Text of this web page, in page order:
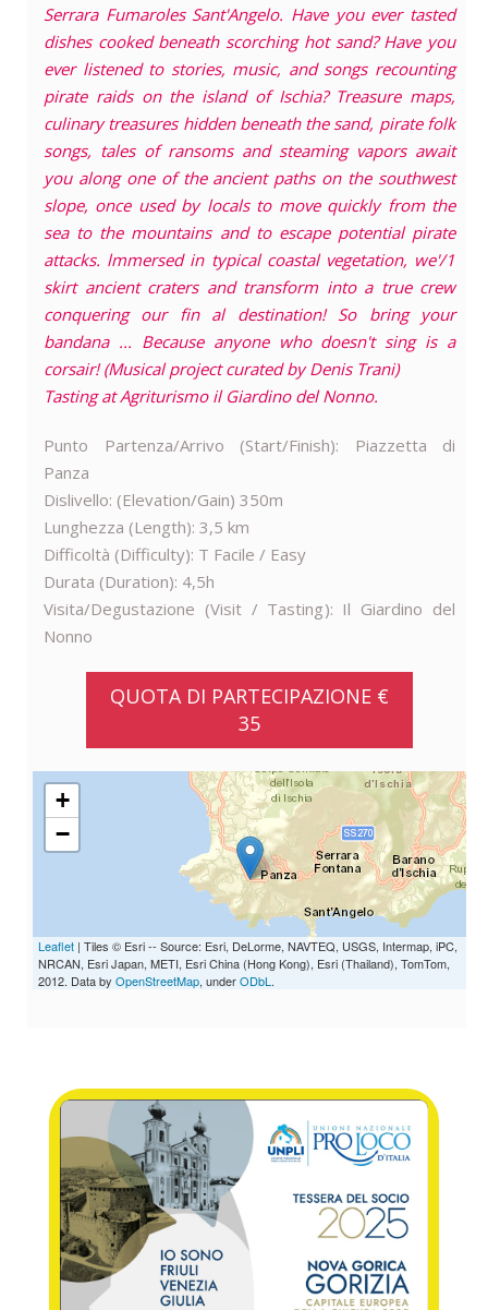
Serrara Fumaroles Sant'Angelo. Have you ever tasted
dishes cooked beneath scorching hot sand? Have you
ever listened to stories, music, and songs recounting
pirate raids on the island of Ischia? Treasure maps,
culinary treasures hidden beneath the sand, pirate folk
songs, tales of ransoms and steaming vapors await
you along one of the ancient paths on the southwest
slope, once used by locals to move quickly from the
sea to the mountains and to escape potential pirate
attacks. lmmersed in typical coastal vegetation, we'/1
skirt ancient craters and transform into a true crew
conquering our fin al destination! So bring your
bandana ... Because anyone who doesn't sing is a
corsair! (Musical project curated by Denis Trani)
Tasting at Agriturismo il Giardino del Nonno.
Punto Partenza/Arrivo (Start/Finish): Piazzetta di
Panza
Dislivello: (Elevation/Gain) 350m
Lunghezza (Length): 3,5 km
Difficoltà (Difficulty): T Facile / Easy
Durata (Duration): 4,5h
Visita/Degustazione (Visit / Tasting): Il Giardino del
Nonno
QUOTA DI PARTECIPAZIONE €
35
+
−
Leaflet | Tiles © Esri -- Source: Esri, DeLorme, NAVTEQ, USGS, Intermap, iPC,
NRCAN, Esri Japan, METI, Esri China (Hong Kong), Esri (Thailand), TomTom,
2012. Data by OpenStreetMap, underODbL.